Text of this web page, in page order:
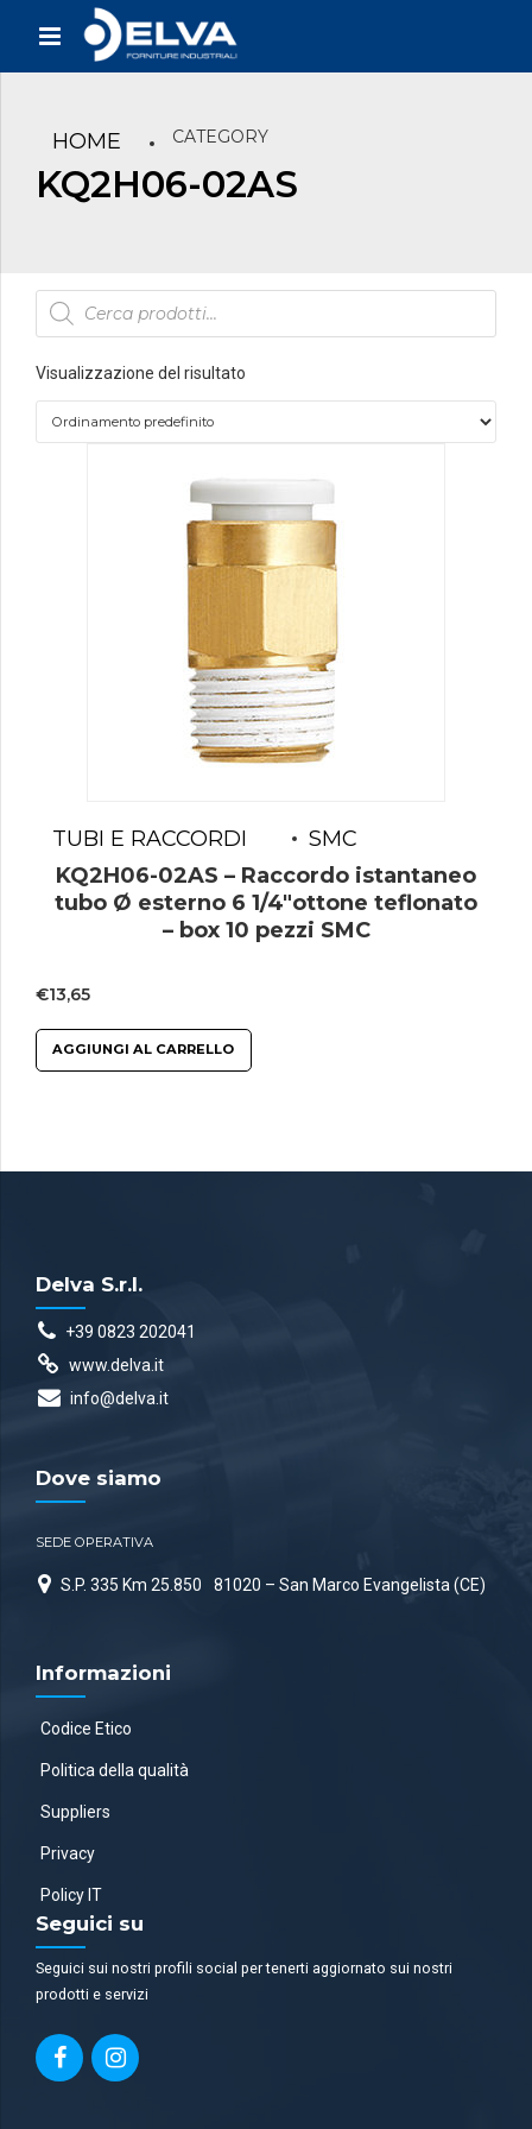
HOME CATEGORY
KQ2H06-02AS
Products
search
Visualizzazione del risultato
TUBI E RACCORDI
SMC
KQ2H06-02AS – Raccordo istantaneo
tubo Ø esterno 6 1/4″ottone teflonato
– box 10 pezzi SMC
€13,65
AGGIUNGI AL CARRELLO
Delva S.r.l.
+39 0823 202041
www.delva.it
info@delva.it
Dove siamo
SEDE OPERATIVA
S.P. 335 Km 25.850 81020 – San Marco Evangelista (CE)
Informazioni
Codice Etico
Politica della qualità
Suppliers
Privacy
Policy IT
Seguici su
Seguici sui nostri profili social per tenerti aggiornato sui nostri
prodotti e servizi